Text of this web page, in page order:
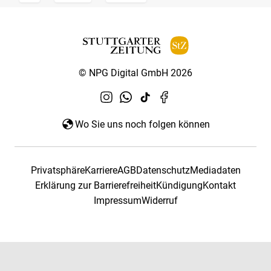
© NPG Digital GmbH 2026
Wo Sie uns noch folgen können
PrivatsphäreKarriereAGBDatenschutzMediadaten
Erklärung zur BarrierefreiheitKündigungKontakt
ImpressumWiderruf